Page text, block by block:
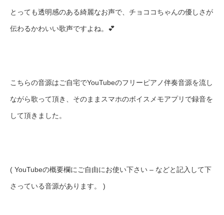
とっても透明感のある綺麗なお声で、チョココちゃんの優しさが
伝わるかわいい歌声ですよね。💕
こちらの音源はご自宅でYouTubeのフリーピアノ伴奏音源を流し
ながら歌って頂き、そのままスマホのボイスメモアプリで録音を
して頂きました。
( YouTubeの概要欄にご自由にお使い下さい – などと記入して下
さっている音源があります。 )